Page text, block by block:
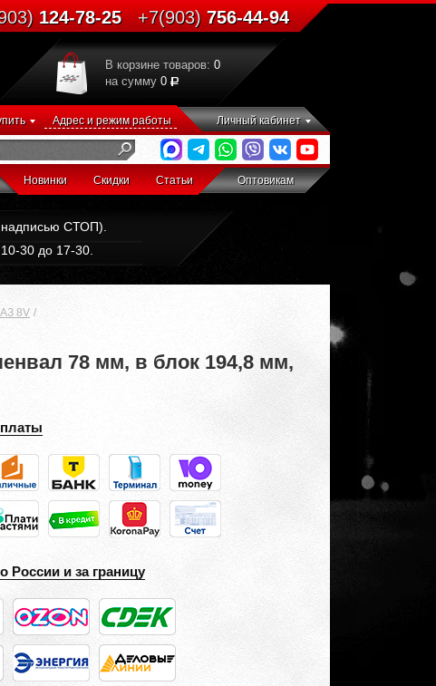
124-78-25 +7(903)756-44-94
В корзине товаров: 0
на сумму 0
Адрес и режим работы Личный кабинет
Новинки Скидки Статьи Оптовикам
надписью СТОП).
30 до 17-30.
8V
78 мм, в блок 194,8 мм,
России и за границу